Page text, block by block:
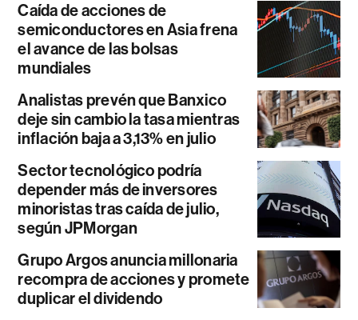
Caída de acciones de
semiconductores en Asia frena
el avance de las bolsas
mundiales
Analistas prevén que Banxico
deje sin cambio la tasa mientras
inflación baja a 3,13% en julio
Sector tecnológico podría
depender más de inversores
minoristas tras caída de julio,
según JPMorgan
Grupo Argos anuncia millonaria
recompra de acciones y promete
duplicar el dividendo